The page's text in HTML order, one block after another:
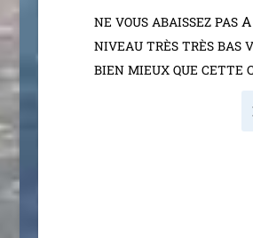
NE VOUS ABAISSEZ PASA
NIVEAU TRÈS TRÈS BAS
BIEN MIEUX QUE CETTE